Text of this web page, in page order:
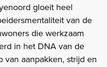
gloeit heel
van de
die werkzaam
in het DNA van de
aanpakken, strijd en